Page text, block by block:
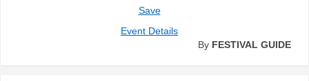
Save
Event Details
By FESTIVAL GUIDE